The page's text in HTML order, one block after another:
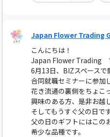
Japan Flower Trading
こんにちは！
Japan Flower Trading
6月13日、BIZスペースで
合同就職セミナーに参加
花き流通の裏側をちょこ
興味のある方、是非お越
そしてもうすぐ父の日です
父の日のギフトにはこの
希少な品種です。